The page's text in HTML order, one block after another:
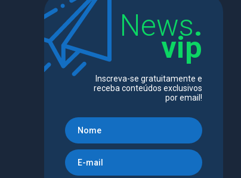
News.
vip
Inscreva-se gratuitamente e
receba conteúdos exclusivos
por email!